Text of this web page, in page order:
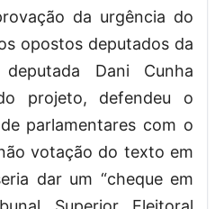
(UF).
da urgência do
opostos deputados da
Dani Cunha
projeto, defendeu o
parlamentares com o
votação do texto em